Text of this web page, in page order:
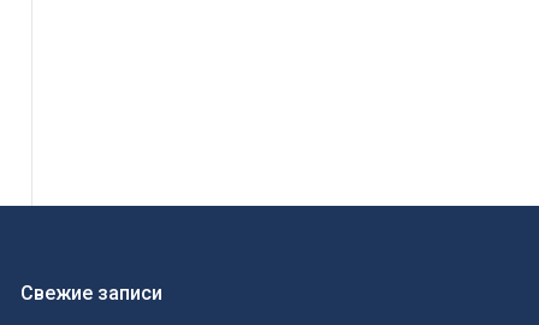
Свежие записи